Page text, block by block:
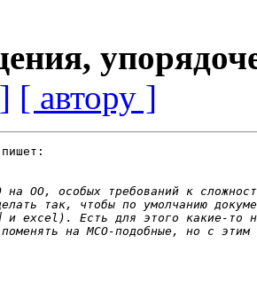
[ автору ]